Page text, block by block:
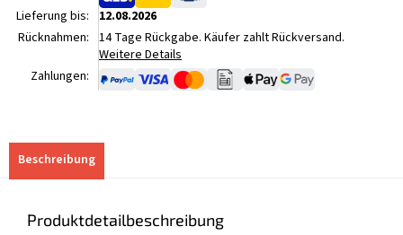
Lieferung bis:
12.08.2026
Rücknahmen: 14 Tage Rückgabe. Käufer zahlt Rückversand.
Weitere Details
Zahlungen:
Beschreibung
Produktdetailbeschreibung